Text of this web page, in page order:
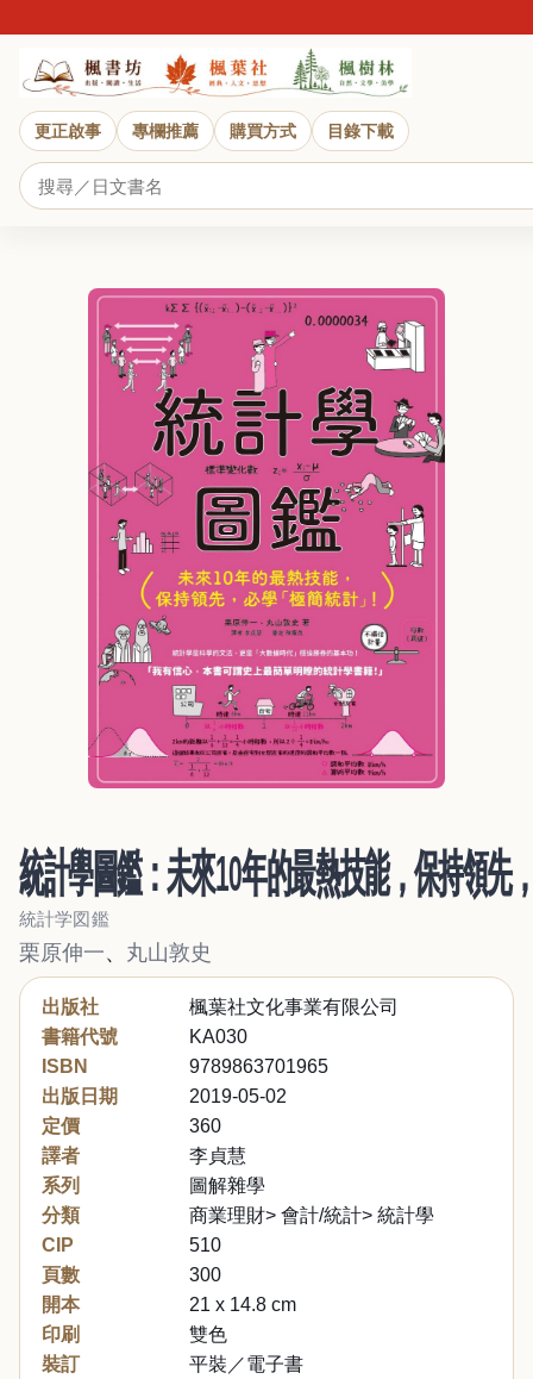
更正啟事 專欄推薦 購買方式 目錄下載
統計學圖鑑：未來10年的最熱技能，保持領先
統計学図鑑
栗原伸一、 丸山敦史
出版社
楓葉社文化事業有限公司
書籍代號
KA030
ISBN
9789863701965
出版日期
2019-05-02
定價
360
譯者
李貞慧
系列
圖解雜學
分類
商業理財> 會計/統計> 統計學
CIP
510
頁數
300
開本
21 x 14.8 cm
印刷
雙色
裝訂
平裝／電子書